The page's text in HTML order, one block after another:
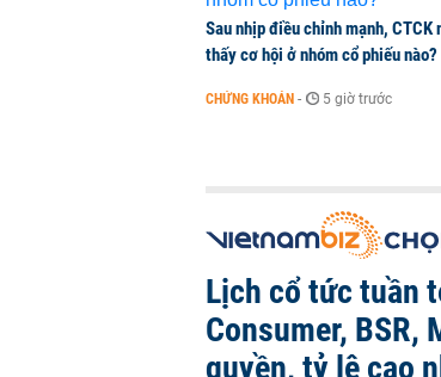
Sau nhịp điều chỉnh mạnh, CTCK
thấy cơ hội ở nhóm cổ phiếu nào?
CHỨNG KHOÁN - 5 giờ trước
Lịch cổ tức tuần
Consumer, BSR,
quyền, tỷ lệ cao